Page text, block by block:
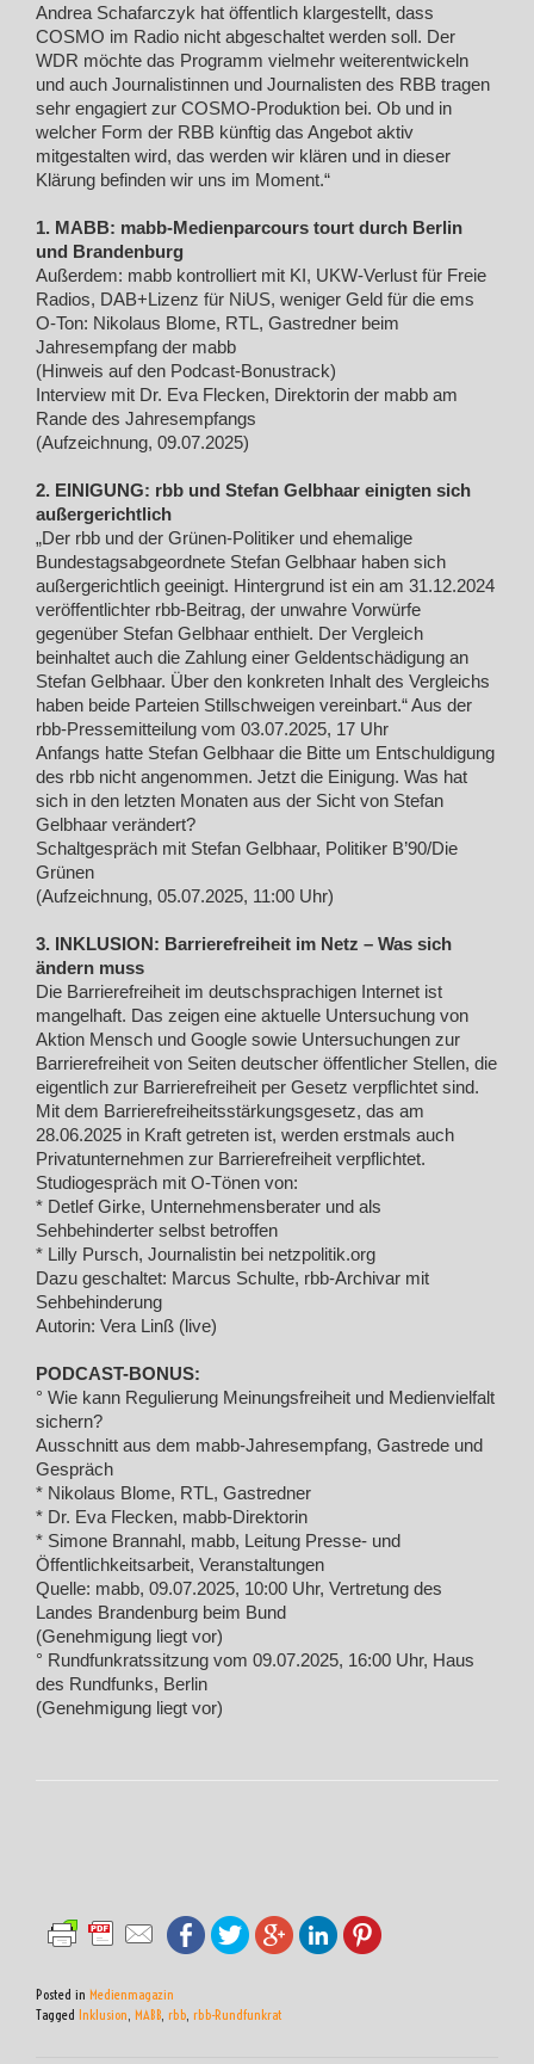
Andrea Schafarczyk hat öffentlich klargestellt, dass
COSMO im Radio nicht abgeschaltet werden soll. Der
WDR möchte das Programm vielmehr weiterentwickeln
und auch Journalistinnen und Journalisten des RBB tragen
sehr engagiert zur COSMO-Produktion bei. Ob und in
welcher Form der RBB künftig das Angebot aktiv
mitgestalten wird, das werden wir klären und in dieser
Klärung befinden wir uns im Moment.“
1. MABB: mabb-Medienparcours tourt durch Berlin
und Brandenburg
Außerdem: mabb kontrolliert mit KI, UKW-Verlust für Freie
Radios, DAB+Lizenz für NiUS, weniger Geld für die ems
O-Ton: Nikolaus Blome, RTL, Gastredner beim
Jahresempfang der mabb
(Hinweis auf den Podcast-Bonustrack)
Interview mit Dr. Eva Flecken, Direktorin der mabb am
Rande des Jahresempfangs
(Aufzeichnung, 09.07.2025)
2. EINIGUNG: rbb und Stefan Gelbhaar einigten sich
außergerichtlich
„Der rbb und der Grünen-Politiker und ehemalige
Bundestagsabgeordnete Stefan Gelbhaar haben sich
außergerichtlich geeinigt. Hintergrund ist ein am 31.12.2024
veröffentlichter rbb-Beitrag, der unwahre Vorwürfe
gegenüber Stefan Gelbhaar enthielt. Der Vergleich
beinhaltet auch die Zahlung einer Geldentschädigung an
Stefan Gelbhaar. Über den konkreten Inhalt des Vergleichs
haben beide Parteien Stillschweigen vereinbart.“ Aus der
rbb-Pressemitteilung vom 03.07.2025, 17 Uhr
Anfangs hatte Stefan Gelbhaar die Bitte um Entschuldigung
des rbb nicht angenommen. Jetzt die Einigung. Was hat
sich in den letzten Monaten aus der Sicht von Stefan
Gelbhaar verändert?
Schaltgespräch mit Stefan Gelbhaar, Politiker B’90/Die
Grünen
(Aufzeichnung, 05.07.2025, 11:00 Uhr)
3. INKLUSION: Barrierefreiheit im Netz – Was sich
ändern muss
Die Barrierefreiheit im deutschsprachigen Internet ist
mangelhaft. Das zeigen eine aktuelle Untersuchung von
Aktion Mensch und Google sowie Untersuchungen zur
Barrierefreiheit von Seiten deutscher öffentlicher Stellen, die
eigentlich zur Barrierefreiheit per Gesetz verpflichtet sind.
Mit dem Barrierefreiheitsstärkungsgesetz, das am
28.06.2025 in Kraft getreten ist, werden erstmals auch
Privatunternehmen zur Barrierefreiheit verpflichtet.
Studiogespräch mit O-Tönen von:
* Detlef Girke, Unternehmensberater und als
Sehbehinderter selbst betroffen
* Lilly Pursch, Journalistin bei netzpolitik.org
Dazu geschaltet: Marcus Schulte, rbb-Archivar mit
Sehbehinderung
Autorin: Vera Linß (live)
PODCAST-BONUS:
° Wie kann Regulierung Meinungsfreiheit und Medienvielfalt
sichern?
Ausschnitt aus dem mabb-Jahresempfang, Gastrede und
Gespräch
* Nikolaus Blome, RTL, Gastredner
* Dr. Eva Flecken, mabb-Direktorin
* Simone Brannahl, mabb, Leitung Presse- und
Öffentlichkeitsarbeit, Veranstaltungen
Quelle: mabb, 09.07.2025, 10:00 Uhr, Vertretung des
Landes Brandenburg beim Bund
(Genehmigung liegt vor)
° Rundfunkratssitzung vom 09.07.2025, 16:00 Uhr, Haus
des Rundfunks, Berlin
(Genehmigung liegt vor)
Posted in Medienmagazin
Tagged Inklusion, MABB, rbb, rbb-Rundfunkrat